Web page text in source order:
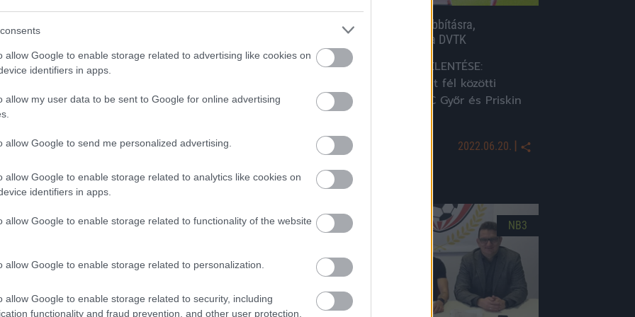
allow Google to enable storage related to advertising like cookies on
identifiers in apps.
allow my user data to be sent to Google for online advertising
allow Google to send me personalized advertising.
allow Google to enable storage related to analytics like cookies on
identifiers in apps.
allow Google to enable storage related to functionality of the website
allow Google to enable storage related to personalization.
allow Google to enable storage related to security, including
functionality and fraud prevention, and other user protection.
AZ MTK HÍRE "Távozik az MTK
Helembai Márk, akit átigazolási díj
Priskin reagált a hosszabbításra,
Szombathelyről igazolt a DVTK
AZ ETO FC GYŐR BEJELENTÉSE:
“Sikerrel zárultak a két fél közötti
tárgyalások, az ETO FC Győr és Priskin
2022.06.20. |
NB1 NB3